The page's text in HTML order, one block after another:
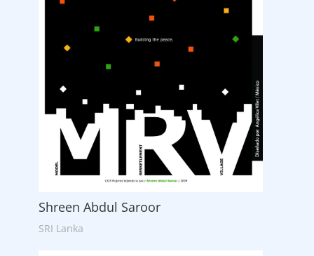
Shreen Abdul Saroor
SRI Lanka